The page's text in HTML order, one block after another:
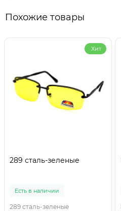
Похожие товары
Хит
289 сталь-зеленые
Есть в наличии
289 сталь-зеленые